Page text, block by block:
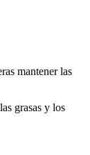
mantener las
grasas y los